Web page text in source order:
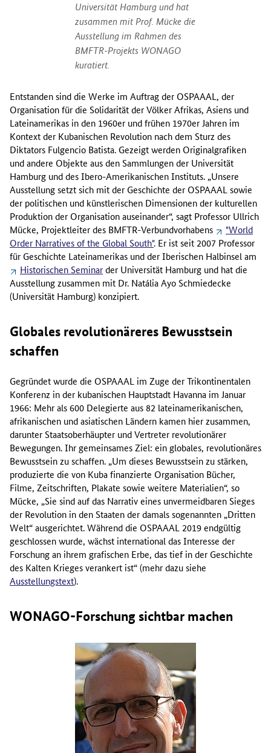
Universität Hamburg und hat
zusammen mit Prof. Mücke die
Ausstellung im Rahmen des
BMFTR-Projekts WONAGO
kuratiert.
Entstanden sind die Werke im Auftrag der OSPAAAL, der
Organisation für die Solidarität der Völker Afrikas, Asiens und
Lateinamerikas in den 1960er und frühen 1970er Jahren im
Kontext der Kubanischen Revolution nach dem Sturz des
Diktators Fulgencio Batista. Gezeigt werden Originalgrafiken
und andere Objekte aus den Sammlungen der Universität
Hamburg und des Ibero-Amerikanischen Instituts. „Unsere
Ausstellung setzt sich mit der Geschichte der OSPAAAL sowie
der politischen und künstlerischen Dimensionen der kulturellen
Produktion der Organisation auseinander“, sagt Professor Ullrich
Mücke, Projektleiter des BMFTR-Verbundvorhabens
"World
Order Narratives of the Global South". Er ist seit 2007 Professor
für Geschichte Lateinamerikas und der Iberischen Halbinsel am
Historischen Seminarder Universität Hamburg und hat die
Ausstellung zusammen mit Dr. Natália Ayo Schmiedecke
(Universität Hamburg) konzipiert.
Globales revolutionäreres Bewusstsein
schaffen
Gegründet wurde die OSPAAAL im Zuge der Trikontinentalen
Konferenz in der kubanischen Hauptstadt Havanna im Januar
1966: Mehr als 600 Delegierte aus 82 lateinamerikanischen,
afrikanischen und asiatischen Ländern kamen hier zusammen,
darunter Staatsoberhäupter und Vertreter revolutionärer
Bewegungen. Ihr gemeinsames Ziel: ein globales, revolutionäres
Bewusstsein zu schaffen. „Um dieses Bewusstsein zu stärken,
produzierte die von Kuba finanzierte Organisation Bücher,
Filme, Zeitschriften, Plakate sowie weitere Materialien“, so
Mücke, „Sie sind auf das Narrativ eines unvermeidbaren Sieges
der Revolution in den Staaten der damals sogenannten „Dritten
Welt“ ausgerichtet. Während die OSPAAAL 2019 endgültig
geschlossen wurde, wächst international das Interesse der
Forschung an ihrem grafischen Erbe, das tief in der Geschichte
des Kalten Krieges verankert ist“ (mehr dazu siehe
Ausstellungstext).
WONAGO-Forschung sichtbar machen